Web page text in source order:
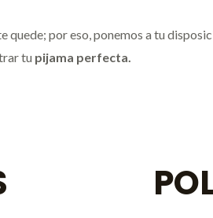
quede; por eso, ponemos a tu
tu pijama perfecta.